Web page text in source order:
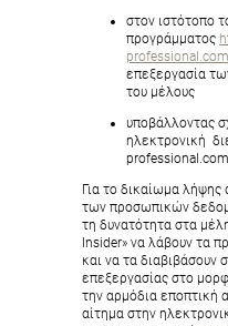
στον ιστότοπο
προγράμματος
επεξεργασία
του μέλους
υποβάλλοντας
ηλεκτρονική
Για το δικαίωμα
των προσωπικών
τη δυνατότητα στα
Insider» να λάβουν τα
και να τα διαβιβάσουν
επεξεργασίας στο
την αρμόδια εποπτική
αίτημα στην